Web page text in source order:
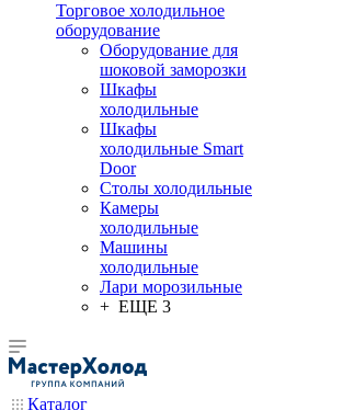
Торговое холодильное
оборудование
Оборудование для
шоковой заморозки
Шкафы
холодильные
Шкафы
холодильные Smart
Door
Столы холодильные
Камеры
холодильные
Машины
холодильные
Лари морозильные
+ ЕЩЕ 3
Каталог